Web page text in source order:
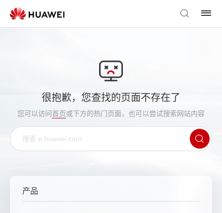
很抱歉，您查找的页面不存在了
您可以访问首页或下方的热门页面，也可以尝试搜索网站内容
产品